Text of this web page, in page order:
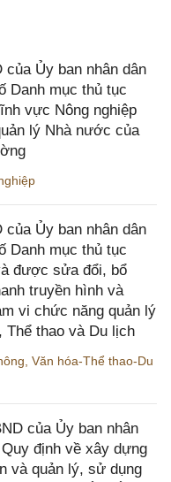
Ủy ban nhân dân
Danh mục thủ tục
vực Nông nghiệp
lý Nhà nước của
Ủy ban nhân dân
Danh mục thủ tục
được sửa đổi, bổ
truyền hình và
vi chức năng quản lý
Thể thao và Du lịch
Văn hóa-Thể thao-Du
của Ủy ban nhân
định về xây dựng
và quản lý, sử dụng